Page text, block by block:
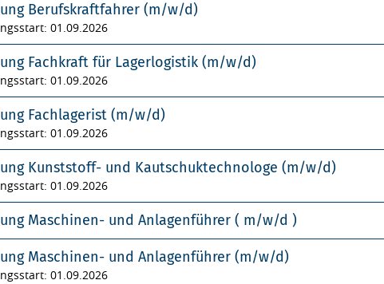
Berufskraftfahrer (m/w/d)
01.09.2026
Fachkraft für Lagerlogistik (m/w/d)
01.09.2026
Fachlagerist (m/w/d)
01.09.2026
Kunststoff- und Kautschuktechnologe (m/w/d)
01.09.2026
Maschinen- und Anlagenführer ( m/w/d )
Maschinen- und Anlagenführer (m/w/d)
01.09.2026